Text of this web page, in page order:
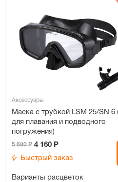
Аксессуары
Маска с трубкой LSM 25/SN 6
для плавания и подводного
погружения)
5 680 Р 4 160 Р
Быстрый заказ
Варианты расцветок